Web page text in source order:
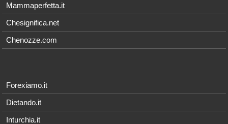
Mammaperfetta.it
Chesignifica.net
Chenozze.com
Forexiamo.it
Dietando.it
Inturchia.it